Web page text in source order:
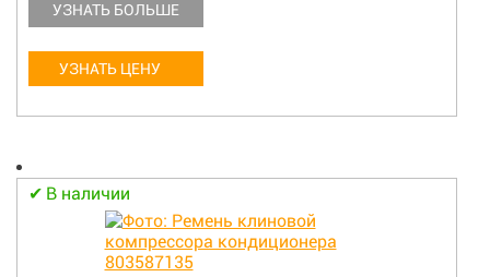
УЗНАТЬ БОЛЬШЕ
УЗНАТЬ ЦЕНУ
В наличии